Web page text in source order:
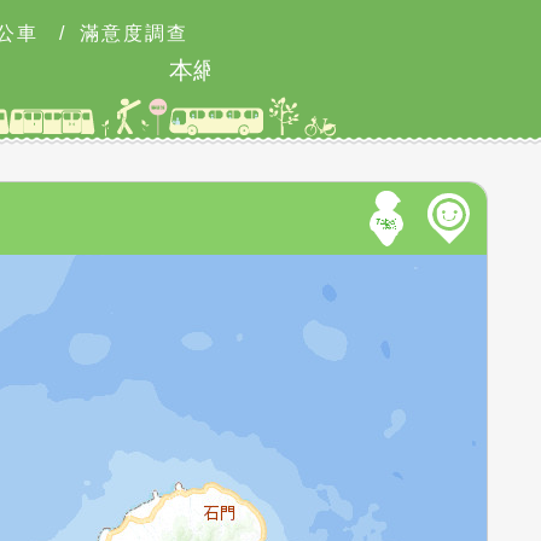
車 / 滿意度調查
本網站8月9日9時至18時可能有網路